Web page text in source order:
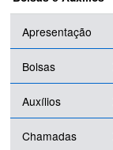
Apresentação
Bolsas
Auxílios
Chamadas